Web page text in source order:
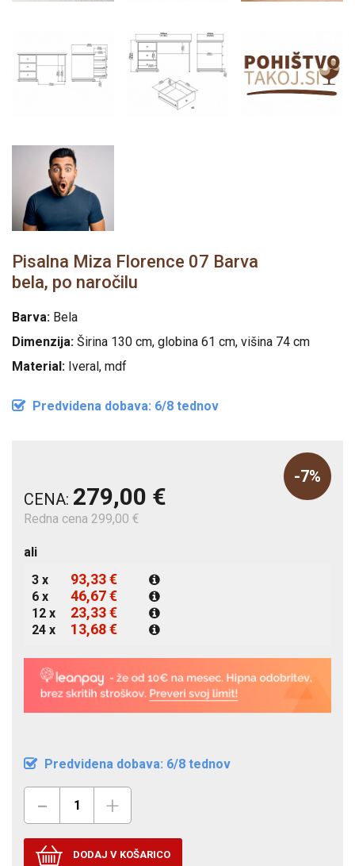
Pisalna Miza Florence 07 Barva
bela, po naročilu
Barva: Bela
Dimenzija: Širina 130 cm, globina 61 cm, višina 74 cm
Material: Iveral, mdf
Predvidena dobava: 6/8 tednov
-7%
CENA: 279,00 €
Redna cena 299,00 €
ali
3 x
93,33 €
6 x 46,67 €
12 x 23,33 €
24 x 13,68 €
Predvidena dobava: 6/8 tednov
- +
DODAJ V KOŠARICO